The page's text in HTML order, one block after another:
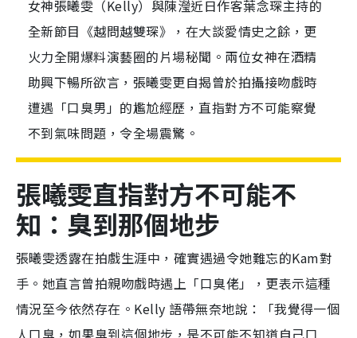
女神張曦雯（Kelly）與陳瀅近日作客葉念琛主持的
全新節目《越問越雙琛》，在大談愛情史之餘，更
火力全開爆料演藝圈的片場秘聞。兩位女神在酒精
助興下暢所欲言，張曦雯更自揭曾於拍攝接吻戲時
遭遇「口臭男」的尷尬經歷，直指對方不可能察覺
不到氣味問題，令全場震驚。
張曦雯直指對方不可能不
知：臭到那個地步
張曦雯透露在拍戲生涯中，確實遇過令她難忘的Kam對
手。她直言曾拍親吻戲時遇上「口臭佬」，更表示這種
情況至今依然存在。Kelly 語帶無奈地說：「我覺得一個